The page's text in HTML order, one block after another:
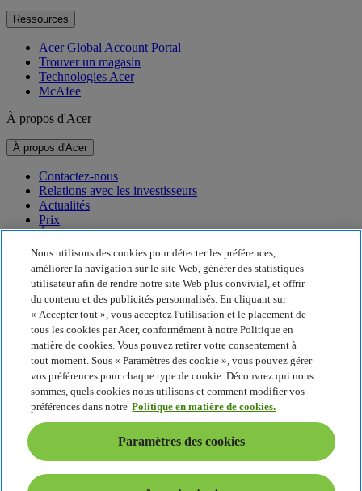
Ressources
Acer Global Account Portal
Trouver un magasin
Technologies Acer
McAfee
À propos d'Acer
À propos d'Acer
Contactez-nous
Relations avec les investisseurs
Actualités
Prix
Événements
Développement durable
Développement durable
Responsabilité sociale de l'entreprise
Empreinte carbone du produit
Project Humanity
Earthion
Politique de confidentialité
Politique en matière de cookies
Mentions légales
Informations légales supplémentaires
Politique en matière d'accessibilité
Paramètres des cookies
France - Français
Nous utilisons des cookies pour détecter les préférences,
améliorer la navigation sur le site Web, générer des statistiques
utilisateur afin de rendre notre site Web plus convivial, et offrir
du contenu et des publicités personnalisés. En cliquant sur
« Accepter tout », vous acceptez l'utilisation et le placement de
tous les cookies par Acer, conformément à notre Politique en
matière de cookies. Vous pouvez retirer votre consentement à
tout moment. Sous « Paramètres des cookie », vous pouvez gérer
vos préférences pour chaque type de cookie. Découvrez qui nous
sommes, quels cookies nous utilisons et comment modifier vos
préférences dans notre Politique en matière de cookies.
Paramètres des cookies